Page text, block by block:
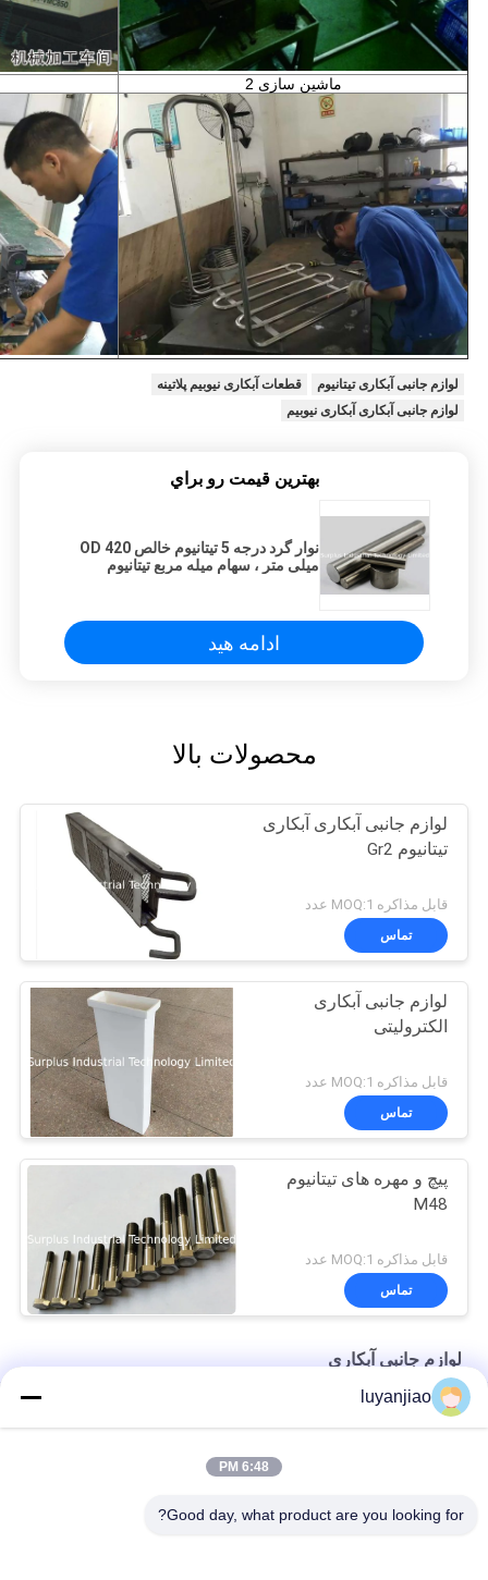
ماشین سازی 2
لوازم جانبی آبکاری تیتانیوم
قطعات آبکاری نیوبیم پلاتینه
لوازم جانبی آبکاری آبکاری نیوبیم
بهترين قيمت رو براي
نوار گرد درجه 5 تیتانیوم خالص OD 420
میلی متر ، سهام میله مربع تیتانیوم
ادامه هید
محصولات بالا
لوازم جانبی آبکاری آبکاری
تیتانیوم Gr2
قابل مذاکره MOQ:1 عدد
تماس
لوازم جانبی آبکاری
الکترولیتی
قابل مذاکره MOQ:1 عدد
تماس
پیچ و مهره های تیتانیوم
M48
قابل مذاکره MOQ:1 عدد
تماس
لوازم جانبی آبکاری
لوازم جانبی آبکاری صفحات کاتدی تیتانیوم با نوارهای PVC Edge
luyanjiao
6:48 PM
Good day, what product are you looking for?